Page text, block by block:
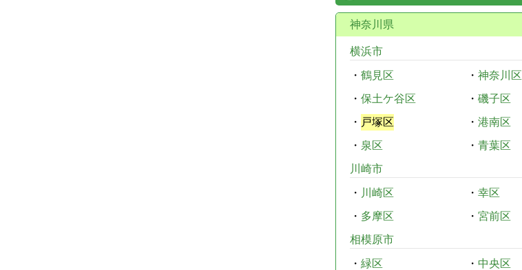
神奈川県
横浜市
・ 鶴見区 ・ 神奈川区
・ 保土ケ谷区 ・ 磯子区
・ 戸塚区 ・ 港南区
・ 泉区 ・ 青葉区
川崎市
・ 川崎区 ・ 幸区
・ 多摩区 ・ 宮前区
相模原市
・ 緑区 ・ 中央区